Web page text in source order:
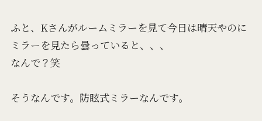
ふと、Kさんがルームミラーを見て今日は晴天やのに
ミラーを見たら曇っていると、、、
なんで？笑
そうなんです。防眩式ミラーなんです。